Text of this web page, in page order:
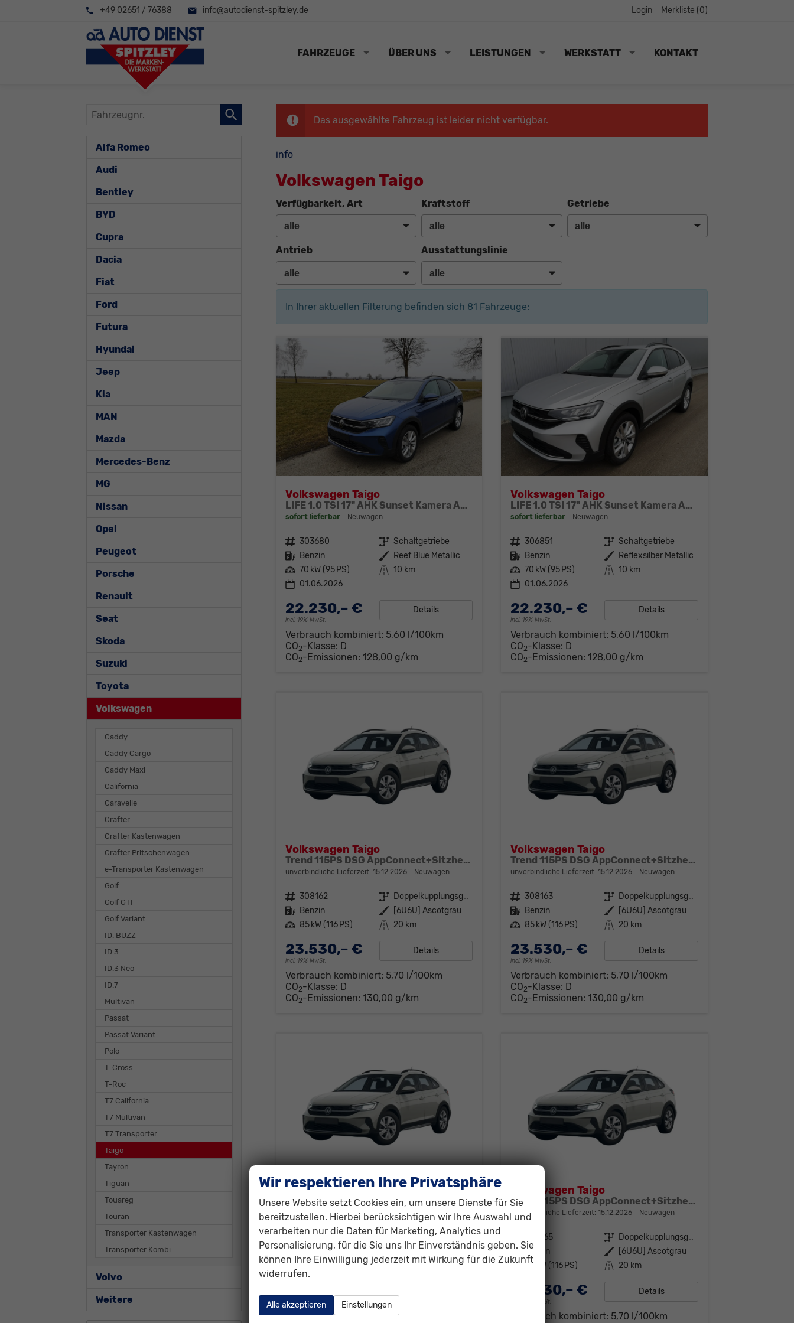
+49 02651 / 76388 info@autodienst-spitzley.de Login Merkliste (0)
FAHRZEUGE ÜBER UNS LEISTUNGEN WERKSTATT KONTAKT
Das ausgewählte Fahrzeug ist leider nicht verfügbar.
info
Volkswagen Taigo
Verfügbarkeit, Art Kraftstoff Getriebe
Antrieb Ausstattungslinie
In Ihrer aktuellen Filterung befinden sich 81 Fahrzeuge:
Volkswagen Taigo
LIFE 1.0 TSI 17" AHK Sunset Kamera APP PDC
sofort lieferbar Neuwagen
Fahrzeugnr. 303680 Getriebe Schaltgetriebe
Kraftstoff Benzin Außenfarbe Reef Blue Metallic
Leistung 70 kW (95 PS) Kilometerstand 10 km
01.06.2026
22.230,– €
incl. 19% MwSt.
Details
Verbrauch kombiniert: 5,60 l/100km
CO2-Klasse: D
CO2-Emissionen: 128,00 g/km
Volkswagen Taigo
LIFE 1.0 TSI 17" AHK Sunset Kamera APP PDC
sofort lieferbar Neuwagen
Fahrzeugnr. 306851 Getriebe Schaltgetriebe
Kraftstoff Benzin Außenfarbe Reflexsilber Metallic
Leistung 70 kW (95 PS) Kilometerstand 10 km
01.06.2026
22.230,– €
incl. 19% MwSt.
Details
Verbrauch kombiniert: 5,60 l/100km
CO2-Klasse: D
CO2-Emissionen:128,00 g/km
Volkswagen Taigo
Trend 115PS DSG AppConnect+Sitzheizung+PDC+Alu16+LED+DAB+FrontAssist
unverbindliche Lieferzeit: 15.12.2026 Neuwagen
Fahrzeugnr. 308162 Getriebe
Doppelkupplungsgetriebe (DSG)
Kraftstoff Benzin Außenfarbe
[6U6U] Ascotgrau
Leistung 85 kW (116 PS) Kilometerstand 20 km
23.530,– €
incl. 19% MwSt.
Details
Verbrauch kombiniert: 5,70 l/100km
CO2-Klasse: D
CO2-Emissionen: 130,00 g/km
Volkswagen Taigo
Trend 115PS DSG AppConnect+Sitzheizung+PDC+Alu16+LED+DAB+FrontAssist
unverbindliche Lieferzeit:15.12.2026 Neuwagen
Fahrzeugnr. 308163 Getriebe
Doppelkupplungsgetriebe (DSG)
Kraftstoff Benzin Außenfarbe
[6U6U] Ascotgrau
Leistung 85 kW (116 PS) Kilometerstand 20 km
23.530,– €
incl. 19% MwSt.
Details
Verbrauch kombiniert: 5,70 l/100km
CO2-Klasse: D
CO2-Emissionen:130,00 g/km
Volkswagen Taigo
Trend 115PS DSG AppConnect+Sitzheizung+PDC+Alu16+LED+DAB+FrontAssist
unverbindliche Lieferzeit: 15.12.2026 Neuwagen
Fahrzeugnr. 308164 Getriebe
Doppelkupplungsgetriebe (DSG)
Kraftstoff Benzin Außenfarbe [6U6U] Ascotgrau
Leistung 85 kW (116 PS) Kilometerstand 20 km
incl. 19% MwSt.
Verbrauch kombiniert:5,70 l/100km
Volkswagen Taigo
Trend 115PS DSG AppConnect+Sitzheizung+PDC+Alu16+LED+DAB+FrontAssist
unverbindliche Lieferzeit:15.12.2026 Neuwagen
308165 Getriebe
Doppelkupplungsgetriebe (DSG)
Kraftstoff
Benzin Außenfarbe
[6U6U] Ascotgrau
Leistung 85 kW (116 PS) Kilometerstand 20 km
23.530,– €
incl. 19% MwSt.
Details
Verbrauch kombiniert: 5,70 l/100km
Fahrzeugnr.
Alfa Romeo
Audi
Bentley
BYD
Cupra
Dacia
Fiat
Ford
Futura
Hyundai
Jeep
Kia
MAN
Mazda
Mercedes-Benz
MG
Nissan
Opel
Peugeot
Porsche
Renault
Seat
Skoda
Suzuki
Toyota
Volkswagen
Caddy
Caddy Cargo
Caddy Maxi
California
Caravelle
Crafter
Crafter Kastenwagen
Crafter Pritschenwagen
e-Transporter Kastenwagen
Golf
Golf GTI
Golf Variant
ID. BUZZ
ID.3
ID.3 Neo
ID.7
Multivan
Passat
Passat Variant
Polo
T-Cross
T-Roc
T7 California
T7 Multivan
T7 Transporter
Taigo
Tayron
Tiguan
Touareg
Touran
Transporter Kastenwagen
Transporter Kombi
Volvo
Weitere
Wir respektieren Ihre Privatsphäre
Unsere Website setzt Cookies ein, um unsere Dienste für Sie
bereitzustellen. Hierbei berücksichtigen wir Ihre Auswahl und
verarbeiten nur die Daten für Marketing, Analytics und
Personalisierung, für die Sie uns Ihr Einverständnis geben. Sie
können Ihre Einwilligung jederzeit mit Wirkung für die Zukunft
widerrufen.
Alle akzeptieren Einstellungen